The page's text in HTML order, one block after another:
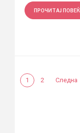
ПРОЧИТАЈ
1 2 Следна